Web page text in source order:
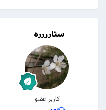
ستارررره
کاربر عضو